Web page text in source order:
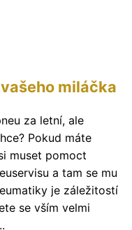
miláčka
za letní, ale
Pokud máte
muset pomoct
a tam se mu
je záležitostí
se vším velmi